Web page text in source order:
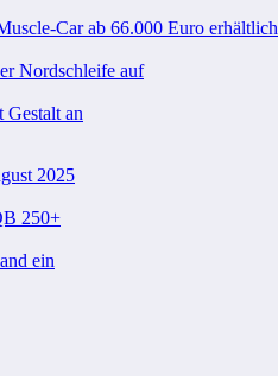
Car ab 66.000 Euro erhältlich
Nordschleife auf
an
2025
250+
ein